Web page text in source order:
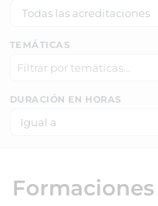
TEMÁTICAS
DURACIÓN EN HORAS